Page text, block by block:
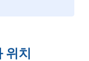
위치